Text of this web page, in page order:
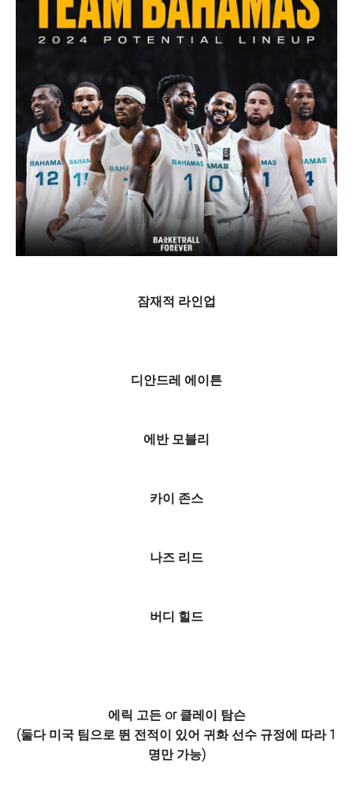
잠재적 라인업
디안드레 에이튼
에반 모블리
카이 존스
나즈 리드
버디 힐드
에릭 고든 or 클레이 탐슨
(둘다 미국 팀으로 뛴 전적이 있어 귀화 선수 규정에 따라 1
명만 가능)